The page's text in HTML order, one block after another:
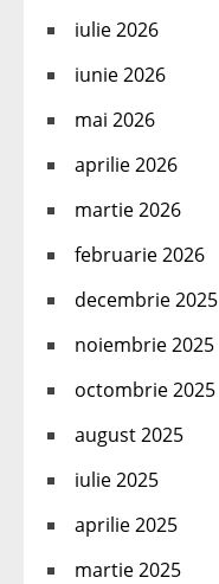
iulie 2026
iunie 2026
mai 2026
aprilie 2026
martie 2026
februarie 2026
decembrie 2025
noiembrie 2025
octombrie 2025
august 2025
iulie 2025
aprilie 2025
martie 2025